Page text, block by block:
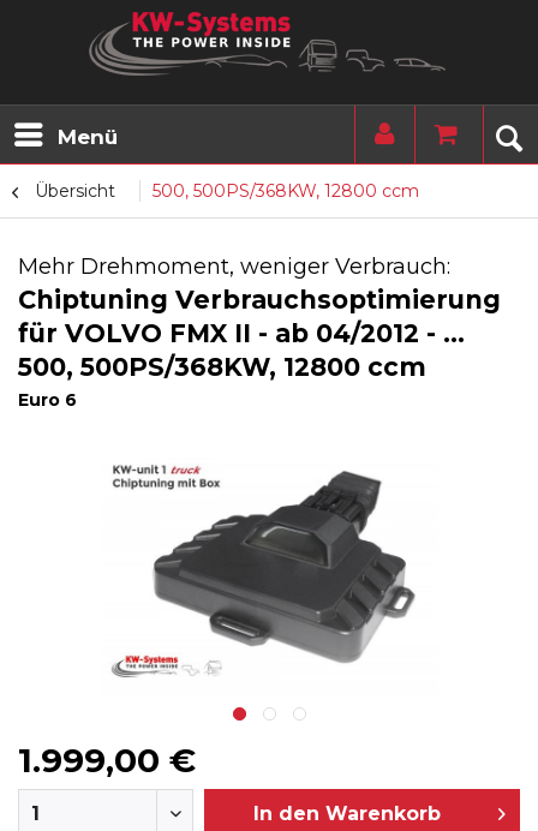
Menü
Übersicht 500, 500PS/368KW, 12800 ccm
Mehr Drehmoment, weniger Verbrauch:
Chiptuning Verbrauchsoptimierung
für VOLVO FMX II - ab 04/2012 - ...
500, 500PS/368KW, 12800 ccm
Euro 6
1.999,00 €
In den Warenkorb